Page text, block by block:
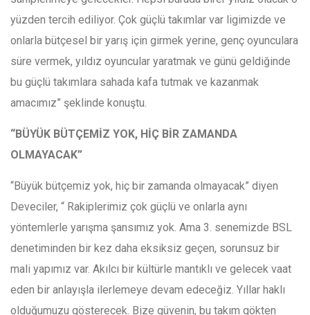
yüzden tercih ediliyor. Çok güçlü takımlar var ligimizde ve
onlarla bütçesel bir yarış için girmek yerine, genç oyunculara
süre vermek, yıldız oyuncular yaratmak ve günü geldiğinde
bu güçlü takımlara sahada kafa tutmak ve kazanmak
amacımız” şeklinde konuştu.
“BÜYÜK BÜTÇEMİZ YOK, HİÇ BİR ZAMANDA
OLMAYACAK”
“Büyük bütçemiz yok, hiç bir zamanda olmayacak” diyen
Deveciler, “ Rakiplerimiz çok güçlü ve onlarla aynı
yöntemlerle yarışma şansımız yok. Ama 3. senemizde BSL
denetiminden bir kez daha eksiksiz geçen, sorunsuz bir
mali yapımız var. Akılcı bir kültürle mantıklı ve gelecek vaat
eden bir anlayışla ilerlemeye devam edeceğiz. Yıllar haklı
olduğumuzu gösterecek. Bize güvenin, bu takım gökten